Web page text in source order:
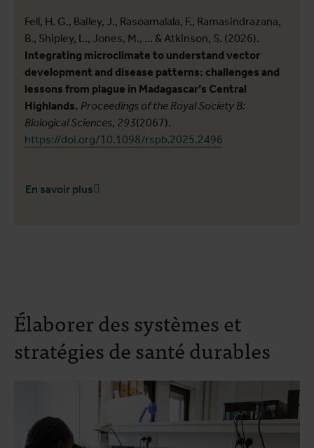
Fell, H. G., Bailey, J., Rasoamalala, F., Ramasindrazana,
B., Shipley, L., Jones, M., ... & Atkinson, S. (2026).
Integrating microclimate to understand vector
development and disease patterns: challenges and
lessons from plague in Madagascar’s Central
Highlands. Proceedings of the Royal Society B:
Biological Sciences, 293(2067).
https://doi.org/10.1098/rspb.2025.2496
En savoir plus
Élaborer des systèmes et
stratégies de santé durables